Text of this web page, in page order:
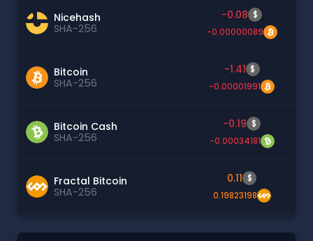
Nicehash
SHA-256
-0.08 $
-0.00000089
Bitcoin
SHA-256
-1.41 $
-0.00001991
Bitcoin Cash
SHA-256
-0.19 $
-0.00034181
Fractal Bitcoin
SHA-256
0.11 $
0.19823198